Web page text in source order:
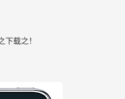
载之！